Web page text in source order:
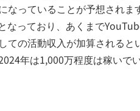
なっていることが予想され
なっており、あくまで
ての活動収入が加算されると
年は1,000万程度は稼いで